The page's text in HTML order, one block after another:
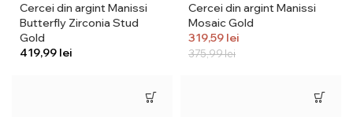
Cercei din argint Manissi
Butterfly Zirconia Stud
Gold
lei
Cercei din argint Manissi
Mosaic Gold
375,99lei
319,59 lei